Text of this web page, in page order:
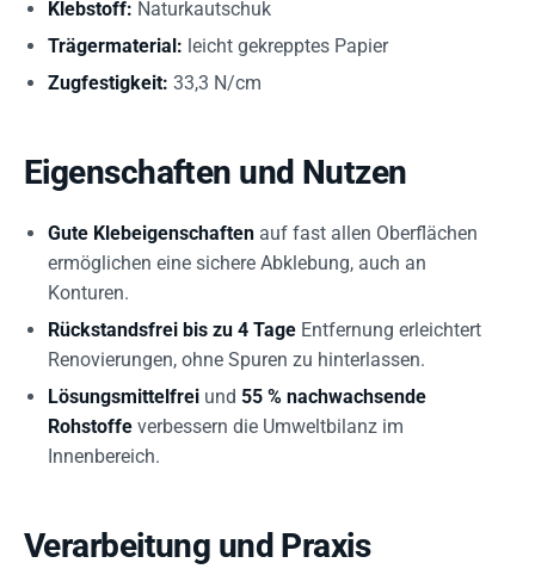
Klebstoff: Naturkautschuk
Trägermaterial: leicht gekrepptes Papier
Zugfestigkeit: 33,3 N/cm
Eigenschaften und Nutzen
Gute Klebeigenschaften auf fast allen Oberflächen
ermöglichen eine sichere Abklebung, auch an
Konturen.
Rückstandsfrei bis zu 4 Tage Entfernung erleichtert
Renovierungen, ohne Spuren zu hinterlassen.
Lösungsmittelfrei und 55 % nachwachsende
Rohstoffe verbessern die Umweltbilanz im
Innenbereich.
Verarbeitung und Praxis